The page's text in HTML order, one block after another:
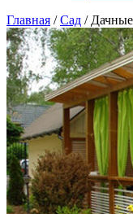
Главная / Сад /